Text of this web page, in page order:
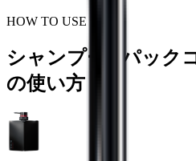
HOW TO USE
シャンプー / パック
の使い方